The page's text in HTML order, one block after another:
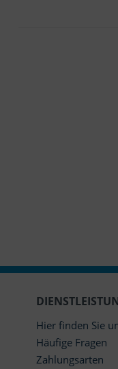
Hier finden Sie
Häufige Fragen
Zahlungsarten